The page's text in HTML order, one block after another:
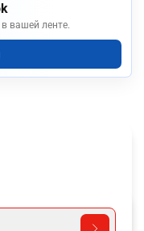
вашей ленте.